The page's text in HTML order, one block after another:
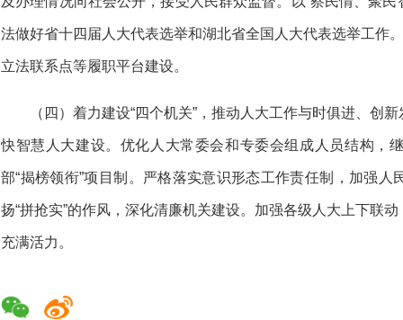
法做好省十四届人大代表选举和湖北省全国人大代表选举工作
立法联系点等履职平台建设。
（四）着力建设“四个机关”，推动人大工作与时俱进、创
快智慧人大建设。优化人大常委会和专委会组成人员结构，
部“揭榜领衔”项目制。严格落实意识形态工作责任制，加强
扬“拼抢实”的作风，深化清廉机关建设。加强各级人大上下联
充满活力。